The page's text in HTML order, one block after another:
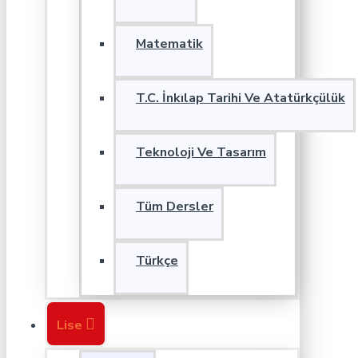
Matematik
T.C. İnkılap Tarihi Ve Atatürkçülük
Teknoloji Ve Tasarım
Tüm Dersler
Türkçe
Lise